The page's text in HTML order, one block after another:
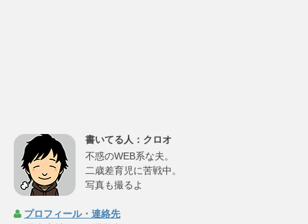
書いてる人：クロオ
不惑のWEB系な夫。
二歳差育児に苦戦中。
写真も撮るよ
プロフィール・連絡先